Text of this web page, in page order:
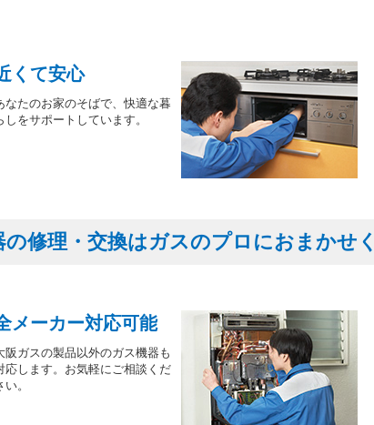
くて安心
なたのお家のそばで、快適な暮
しをサポートしています。
の修理・交換はガスのプロにおまかせ
メーカー対応可能
阪ガスの製品以外のガス機器も
応します。お気軽にご相談くだ
い。